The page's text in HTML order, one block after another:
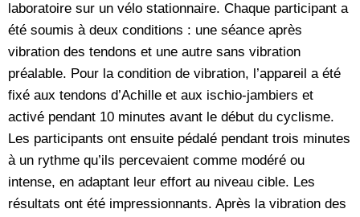
laboratoire sur un vélo stationnaire. Chaque participant a
été soumis à deux conditions : une séance après
vibration des tendons et une autre sans vibration
préalable. Pour la condition de vibration, l’appareil a été
fixé aux tendons d’Achille et aux ischio-jambiers et
activé pendant 10 minutes avant le début du cyclisme.
Les participants ont ensuite pédalé pendant trois minutes
à un rythme qu’ils percevaient comme modéré ou
intense, en adaptant leur effort au niveau cible. Les
résultats ont été impressionnants. Après la vibration des